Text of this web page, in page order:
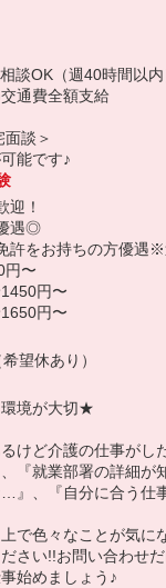
談OK（週40時間以内
通費全額支給
面談＞
能です♪
迎！
遇◎
許をお持ちの方優遇
円〜
円〜
円〜
望休あり）
境が大切★
るけど介護の仕事が
『就業部署の詳細が
』、『自分に合う仕
で色々なことが気
さい!!お問い合わせ
始めましょう♪